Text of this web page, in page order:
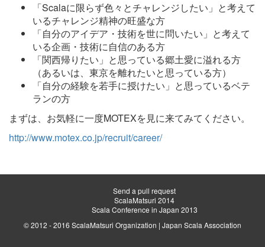
「Scalaに限らず色々とチャレンジしたい」と考えて
いるチャレンジ精神の旺盛な方
「自分のアイデア・技術を世に問いたい」と考えて
いる企画・技術に自信のある方
「関西帰りたい」と思っている郷土愛に溢れる方
（あるいは、東京を離れたいと思っている方）
「自分の経験を若手に授けたい」と思っているベテ
ランの方
まずは、お気軽に一度MOTEXを見に来てみてください。
http://www.motex.co.jp/recruit/career/
Send a pull request
ScalaMatsuri 2014
Scala Conference in Japan 2013
© 2012 - 2016 ScalaMatsuri Organization | Japan Scala Association